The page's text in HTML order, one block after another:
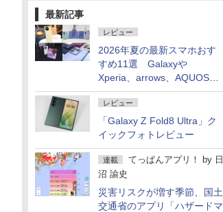
最新記事
レビュー
2026年夏の最新スマホおす
すめ11選 Galaxyや
Xperia、arrows、AQUOSな
ど注目機種の特徴は
レビュー
「Galaxy Z Fold8 Ultra」ク
イックフォトレビュー
連載 てっぱんアプリ！ by 日
沼 諭史
災害リスクが増す季節、国土
交通省のアプリ「ハザードマ